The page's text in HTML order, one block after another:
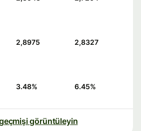
2,8975 2,8327
3.48% 6.45%
görüntüleyin